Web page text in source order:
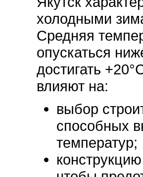
холодными
Средняя
опускаться
достигать
влияют на:
выбор
способных
температур;